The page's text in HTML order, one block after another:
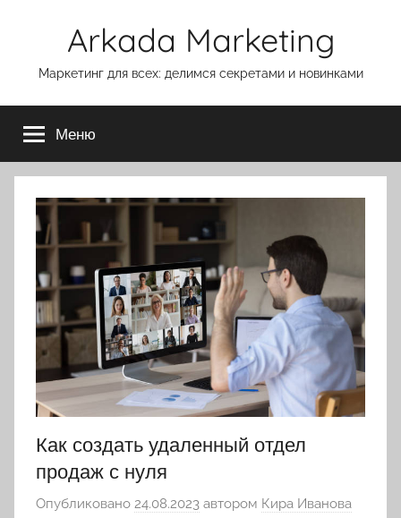
Arkada Marketing
Маркетинг для всех: делимся секретами и новинками
Меню
Как создать удаленный отдел
продаж с нуля
Опубликовано 24.08.2023 автором Кира Иванова